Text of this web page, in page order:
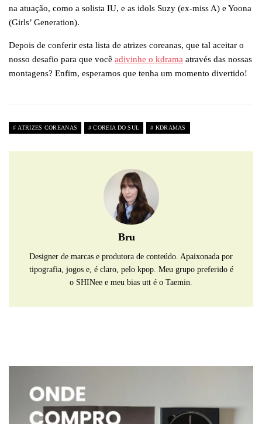
na atuação, como a solista IU, e as idols Suzy (ex-miss A) e Yoona
(Girls’ Generation).
Depois de conferir esta lista de atrizes coreanas, que tal aceitar o
nosso desafio para que você adivinhe o kdrama através das nossas
montagens? Enfim, esperamos que tenha um momento divertido!
ATRIZES COREANAS COREIA DO SUL KDRAMAS
Bru
Designer de marcas e produtora de conteúdo. Apaixonada por
tipografia, jogos e, é claro, pelo kpop. Meu grupo preferido é
o SHINee e meu bias utt é o Taemin.